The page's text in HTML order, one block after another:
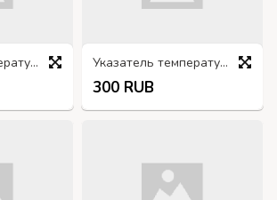
Указатель температуры воды УК105 Указатель температуры воды УК200
300 RUB